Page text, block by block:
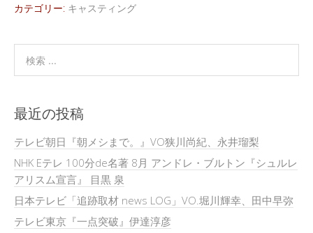
カテゴリー: キャスティング
最近の投稿
テレビ朝日『朝メシまで。』VO狭川尚紀、永井瑠梨
NHK Eテレ 100分de名著 8月 アンドレ・ブルトン『シュルレ
アリスム宣言』 目黒 泉
日本テレビ「追跡取材 news LOG」VO.堀川輝幸、田中早弥
テレビ東京『一点突破』伊達淳彦